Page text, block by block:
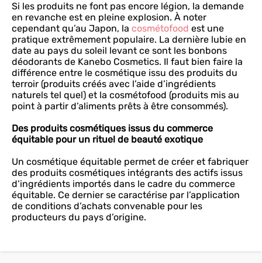
Si les produits ne font pas encore légion, la demande
en revanche est en pleine explosion. À noter
cependant qu’au Japon, la cosmétofood est une
pratique extrêmement populaire. La dernière lubie en
date au pays du soleil levant ce sont les bonbons
déodorants de Kanebo Cosmetics. Il faut bien faire la
différence entre le cosmétique issu des produits du
terroir (produits créés avec l’aide d’ingrédients
naturels tel quel) et la cosmétofood (produits mis au
point à partir d’aliments prêts à être consommés).
Des produits cosmétiques issus du commerce
équitable pour un rituel de beauté exotique
Un cosmétique équitable permet de créer et fabriquer
des produits cosmétiques intégrants des actifs issus
d’ingrédients importés dans le cadre du commerce
équitable. Ce dernier se caractérise par l’application
de conditions d’achats convenable pour les
producteurs du pays d’origine.